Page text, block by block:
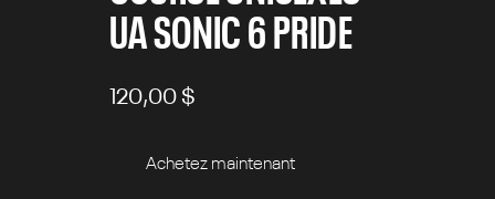
UA SONIC 6 PRIDE
120,00 $
Achetez maintenant